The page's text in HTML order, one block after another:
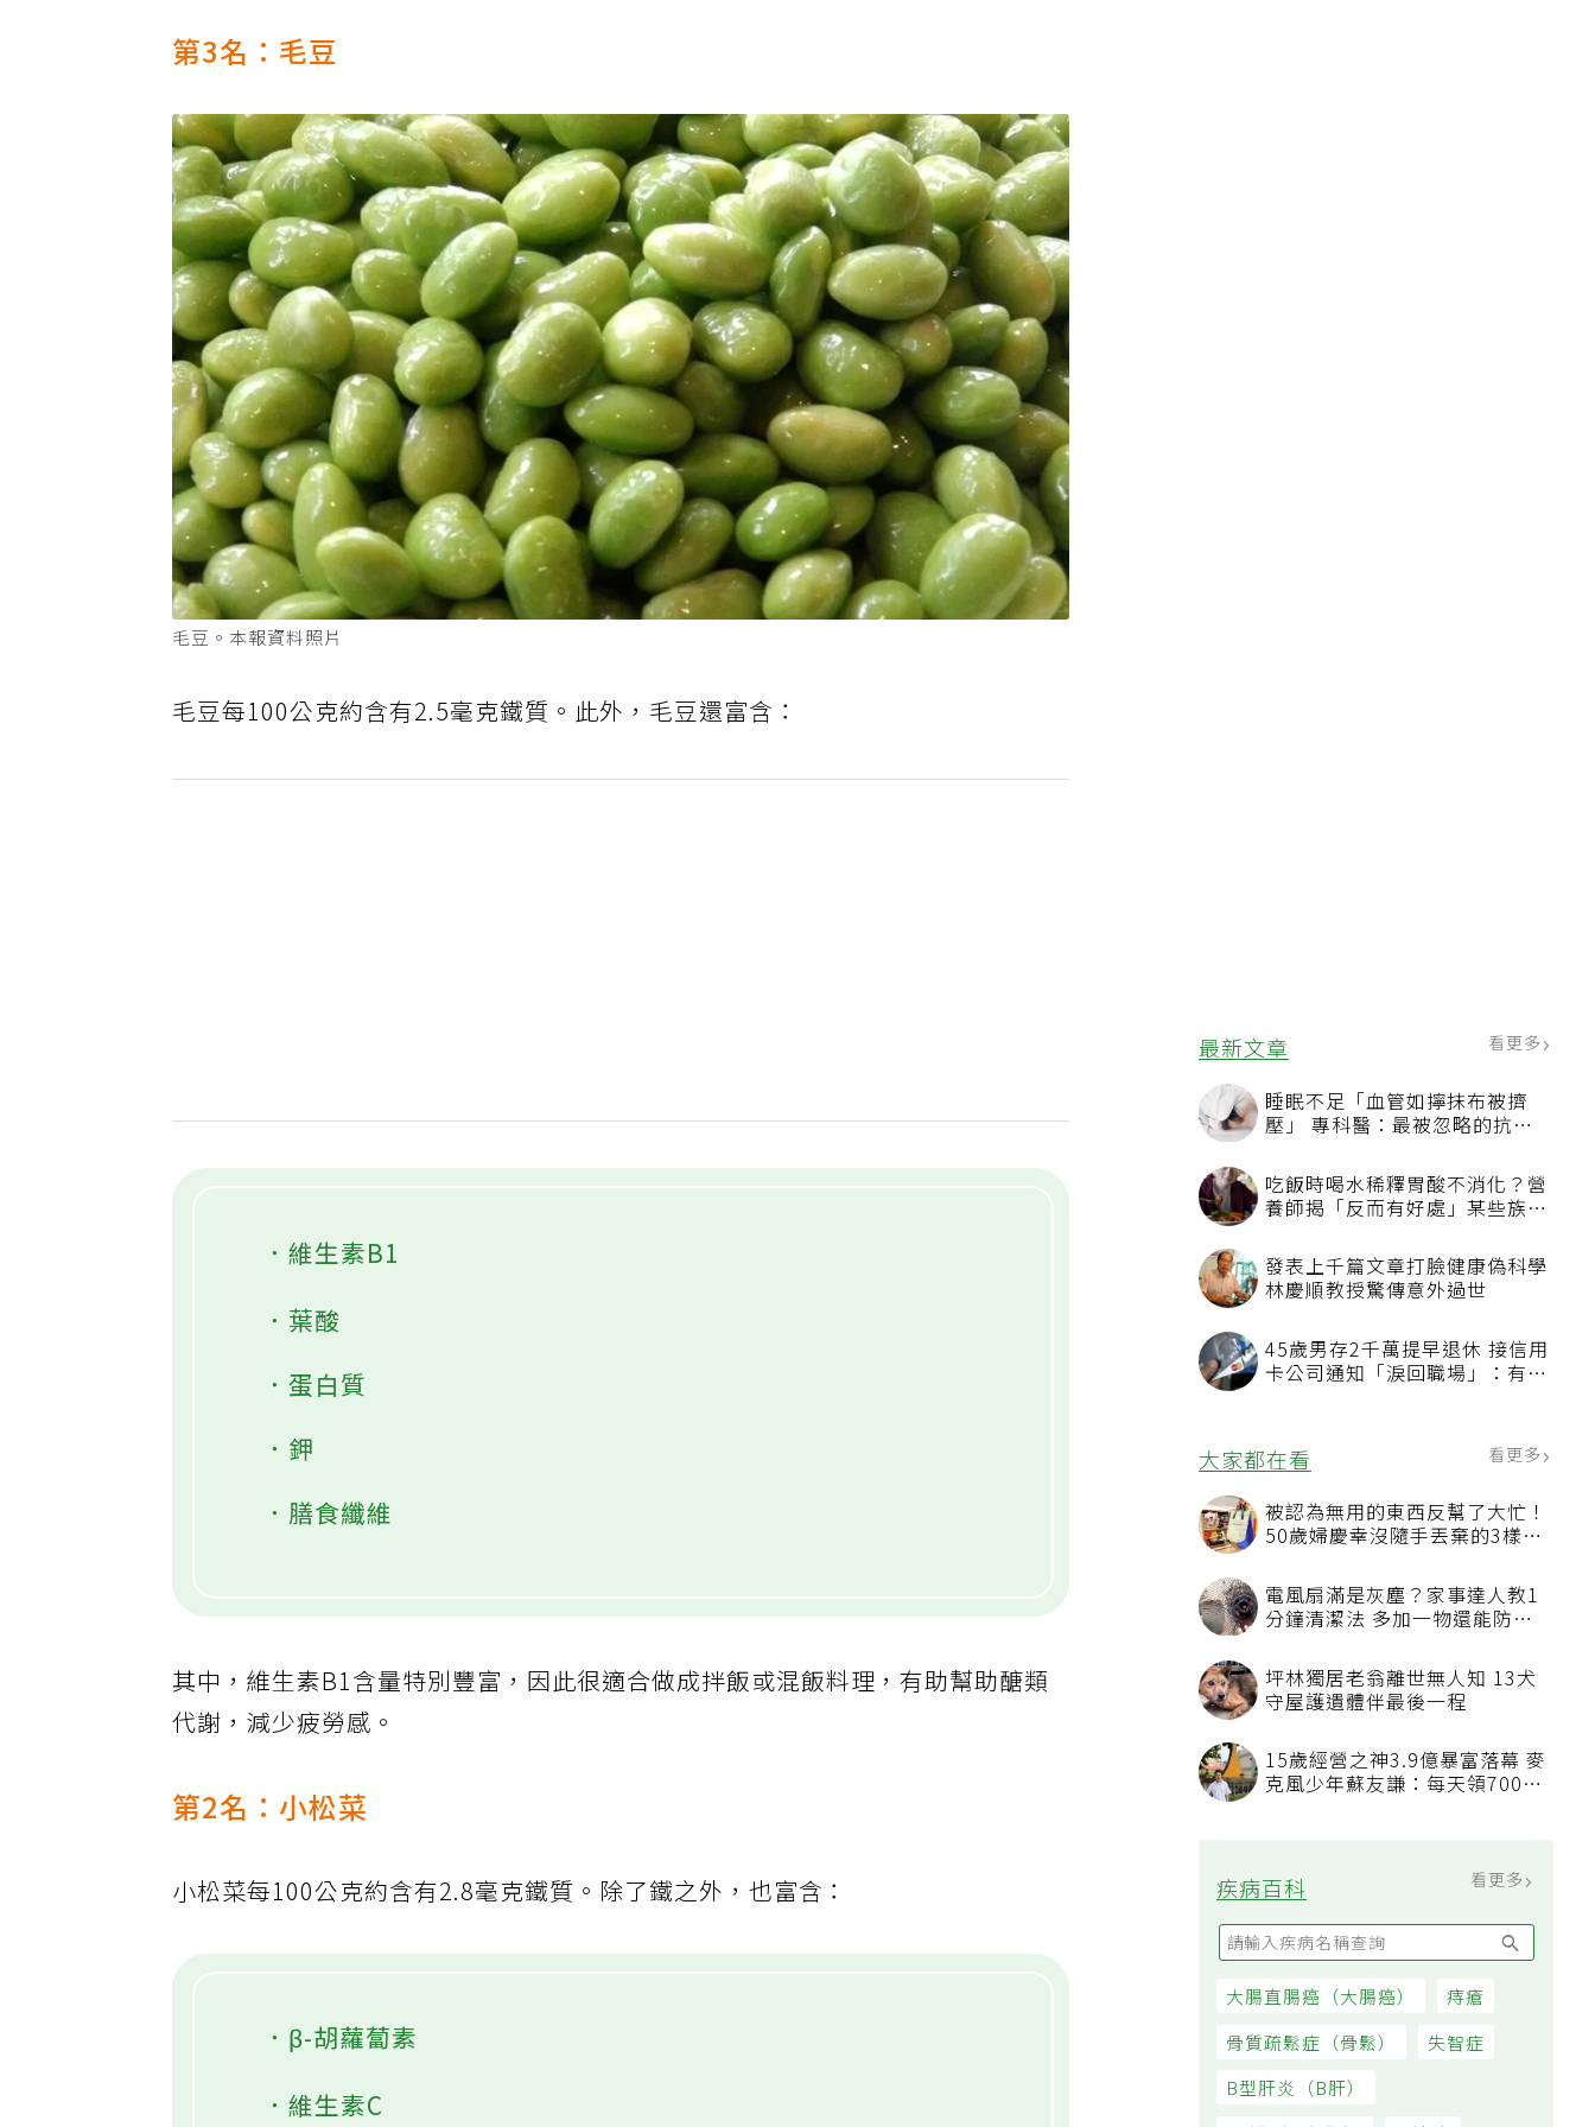
最新文章 看更多
睡眠不足「血管如擰抹布被擠
壓」 專科醫：最被忽略的抗老
吃飯時喝水稀釋胃酸不消化？營
養師揭「反而有好處」某些族群
發表上千篇文章打臉健康偽科學
林慶順教授驚傳意外過世
45歲男存2千萬提早退休 接信用
卡公司通知「淚回職場」：有錢
大家都在看
被認為無用的東西反幫了大忙！
50歲婦慶幸沒隨手丟棄的3樣物
電風扇滿是灰塵？家事達人教1
坪林獨居老翁離世無人知 13犬
守屋護遺體伴最後一程
15歲經營之神3.9億暴富落幕 麥
疾病百科
第3名：毛豆
毛豆。本報資料照片
毛豆每100公克約含有2.5毫克鐵質。此外，毛豆還富含：
．維生素B1
．葉酸
．蛋白質
．鉀
．膳食纖維
其中，維生素B1含量特別豐富，因此很適合做成拌飯或混飯料理，有助幫助醣類
代謝，減少疲勞感。
第2名：小松菜
小松菜每100公克約含有2.8毫克鐵質。除了鐵之外，也富含：
．β-胡蘿蔔素